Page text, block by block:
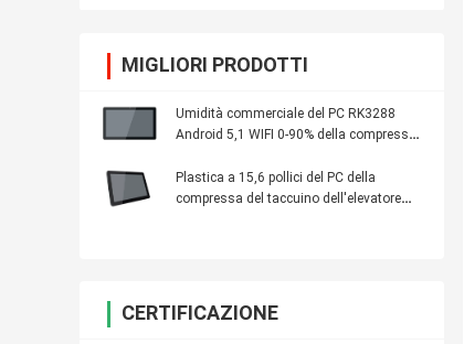
MIGLIORI PRODOTTI
Umidità commerciale del PC RK3288
Android 5,1 WIFI 0-90% della compressa
Plastica a 15,6 pollici del PC della
compressa del taccuino dell'elevatore
CERTIFICAZIONE